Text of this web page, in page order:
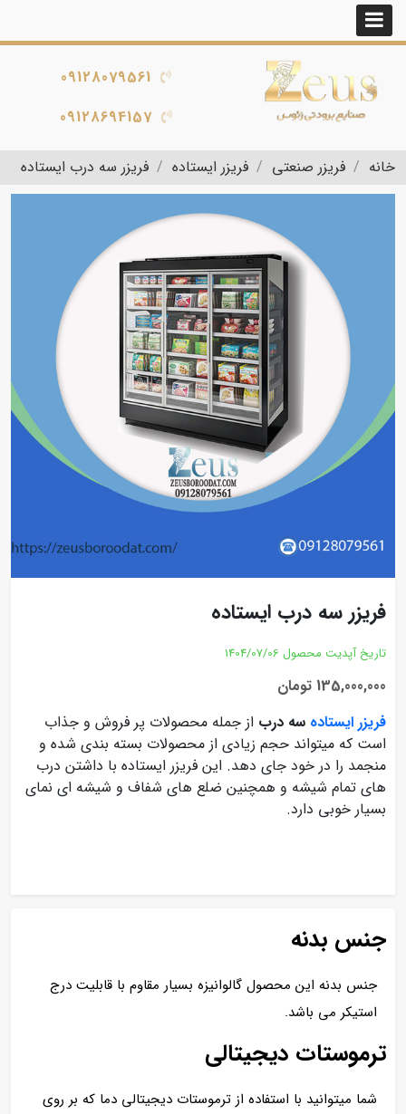
09128079561
09128694157
خانه فریزر صنعتی فریزر ایستاده فریزر سه درب ایستاده
فریزر سه درب ایستاده
تاریخ آپدیت محصول 1404/07/06
135,000,000 تومان
فریزر ایستاده سه درب از جمله محصولات پر فروش و جذاب
است که میتواند حجم زیادی از محصولات بسته بندی شده و
منجمد را در خود جای دهد. این فریزر ایستاده با داشتن درب
های تمام شیشه و همچنین ضلع های شفاف و شیشه ای نمای
بسیار خوبی دارد.
جنس بدنه
جنس بدنه این محصول گالوانیزه بسیار مقاوم با قابلیت درج
استیکر می باشد.
ترموستات دیجیتالی
شما میتوانید با استفاده از ترموستات دیجیتالی دما که بر روی